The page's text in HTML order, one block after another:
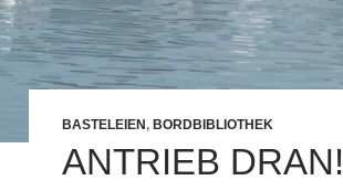
BASTELEIEN , BORDBIBLIOTHEK
ANTRIEB DRAN!